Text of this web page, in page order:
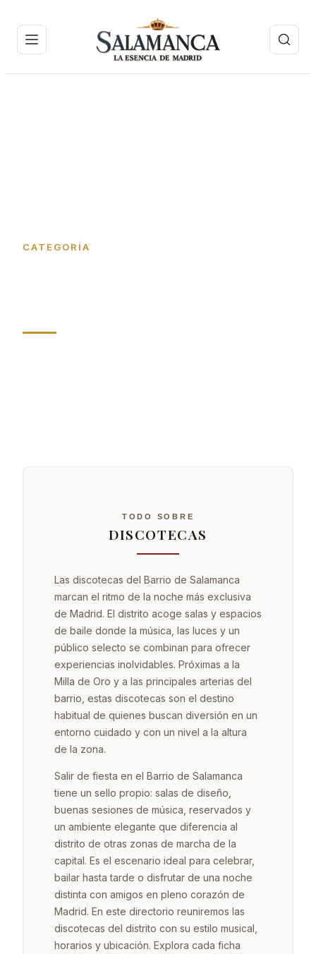
CATEGORÍA
TODO SOBRE
DISCOTECAS
Las discotecas del Barrio de Salamanca
marcan el ritmo de la noche más exclusiva
de Madrid. El distrito acoge salas y espacios
de baile donde la música, las luces y un
público selecto se combinan para ofrecer
experiencias inolvidables. Próximas a la
Milla de Oro y a las principales arterias del
barrio, estas discotecas son el destino
habitual de quienes buscan diversión en un
entorno cuidado y con un nivel a la altura
de la zona.
Salir de fiesta en el Barrio de Salamanca
tiene un sello propio: salas de diseño,
buenas sesiones de música, reservados y
un ambiente elegante que diferencia al
distrito de otras zonas de marcha de la
capital. Es el escenario ideal para celebrar,
bailar hasta tarde o disfrutar de una noche
distinta con amigos en pleno corazón de
Madrid. En este directorio reuniremos las
discotecas del distrito con su estilo musical,
horarios y ubicación. Explora cada ficha